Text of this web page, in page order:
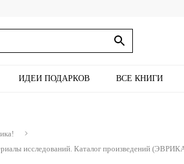
ИДЕИ ПОДАРКОВ ВСЕ КНИГИ
исследований. Каталог произведений